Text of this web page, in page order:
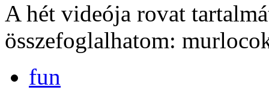
A hét videója rovat
összefoglalhatom:
fun